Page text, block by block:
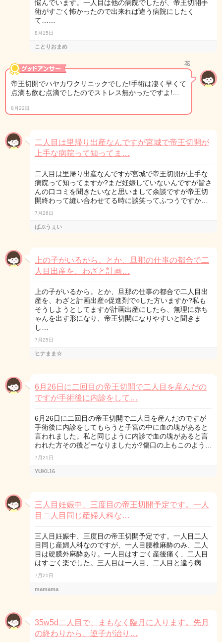
悩んでいます。一人目は他の病院でしたが、帝王切開手
術がすごく怖かったので出来れば違う病院にしたく
て……
8月15日
ことりおまめ
花
帝王切開でハヤカワクリニックでした!手術は凄く早くて
点滴も飲む点滴でしたのでストレス無かったですよ!…
8月22日
二人目は里帰り出産なんですが宮城で帝王切開が
上手な病院って知ってま…
二人目は里帰り出産なんですが宮城で帝王切開が上手な
病院って知ってますか?まだ妊娠していないんですが皆さ
んの口コミを聞きたいなと思いまして余談ですが帝王切
開終わって縫い合わせてる時に談笑ってふつうですか…
7月26日
ばぶうぇい
上の子がいるから。とか、旦那の仕事の都合で二
人目出産を、わざと計画…
上の子がいるから。とか、旦那の仕事の都合で二人目出
産を、わざと計画出産○促進剤で○した方いますか?私も
そうしようとしてますが計画出産にしたら、無理に赤ち
ゃんを出す形になり、帝王切開になりやすいと聞きま
し…
7月25日
ヒナまま☆
6月26日に二回目の帝王切開で二人目を産んだの
ですが手術後に内診をして…
6月26日に二回目の帝王切開で二人目を産んだのですが
手術後に内診をしてもらうと子宮の中に血の塊があると
言われました。私と同じように内診で血の塊があると言
われた方その後どーなりましたか?傷口の上もこのよう…
7月21日
YUKI.16
三人目妊娠中、三度目の帝王切開予定です。一人
目二人目同じ産婦人科な…
三人目妊娠中、三度目の帝王切開予定です。一人目二人
目同じ産婦人科なのですが、一人目腰椎麻酔のみ、二人
目は硬膜外麻酔あり。一人目はすごく産後痛く、二人目
はすごく楽でした。三人目は一人目、二人目と違う病…
7月21日
mamama
35w5d二人目で、まもなく臨月に入ります。先月
の終わりから、逆子が治り…